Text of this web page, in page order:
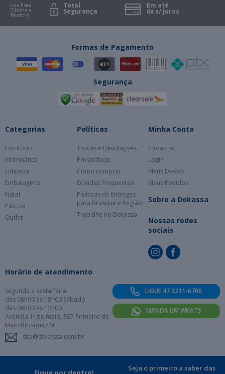
Loja física,
Online e
Telefone
Total
Segurança
Em até
6x s/ juros
Formas de Pagamento
Segurança
Categorias
Escritório
Informática
Limpeza
Embalagens
Natal
Páscoa
Outlet
Políticas
Trocas e Devoluções
Privacidade
Como comprar
Dúvidas Frequentes
Políticas de Entregas
para Brusque e Região
Trabalhe na Dokassa
Minha Conta
Cadastro
Login
Meus Dados
Meus Pedidos
Sobre a Dokassa
Nossas redes
sociais
Horário de atendimento
Segunda a sexta-feira
das 08h00 às 18h00 Sabádo
das 08h00 às 12h00.
Avenida 1º de maio, 387 Primeiro de
Maio Brusque / SC
site@dokassa.com.br
LIGUE 47 3211-6700
MANDA UM WHATS
Seja o primeiro a saber das